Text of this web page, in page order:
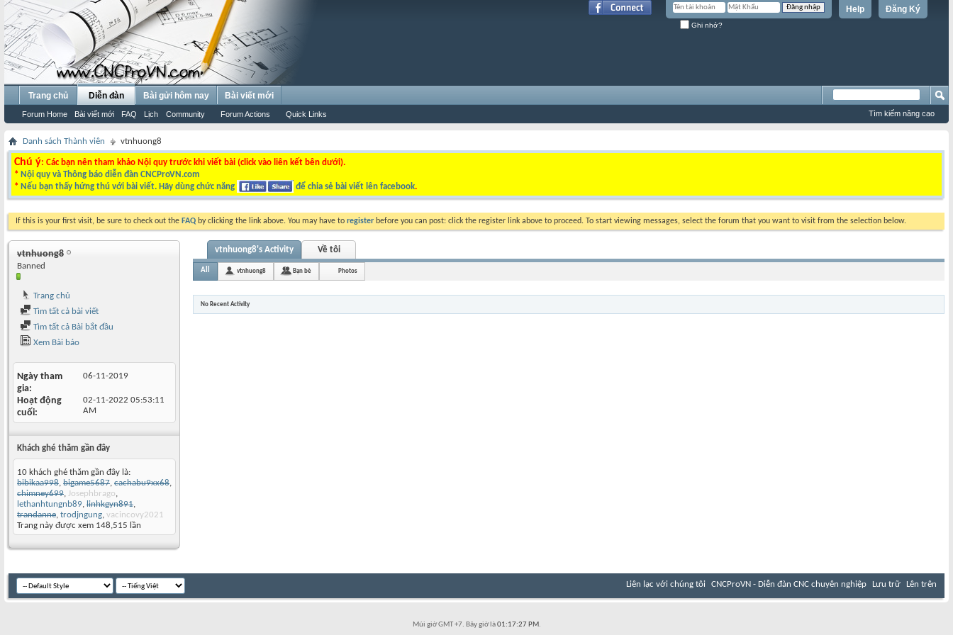
Đăng Ký
Help
Ghi nhớ?
Trang chủ Diễn đàn
Forum Home Bài viết mới FAQ Lịch Community Forum Actions Quick Links
Bài gửi hôm nay Bài viết mới
Tìm kiếm nâng cao
Danh sách Thành viên vtnhuong8
Chú ý: Các bạn nên tham khảo Nội quy trước khi viết bài (click vào liên kết bên dưới).
* Nội quy và Thông báo diễn đàn CNCProVN.com
* Nếu bạn thấy hứng thú với bài viết. Hãy dùng chức năng để chia sẻ bài viết lên facebook.
If this is your first visit, be sure to check out the FAQ by clicking the link above. You may have to register before you can post: click the register link above to proceed. To start viewing messages, select the forum that you want to visit from the selection below.
vtnhuong8
Banned
Trang chủ
Tìm tất cả bài viết
Tìm tất cả Bài bắt đầu
Xem Bài báo
Ngày tham
gia
06-11-2019
Hoạt động
cuối
02-11-2022 05:53:11
AM
Khách ghé thăm gần đây
10 khách ghé thăm gần đây là:
bibikaa998, bigame5687, cachabu9xx68,
chimney699, Josephbrago,
lethanhtungnb89, linhkgyn891,
trandanne, trodjngung, vacincovy2021
Trang này được xem 148,515 lần
vtnhuong8's Activity Về tôi
All vtnhuong8 Bạn bè Photos
No Recent Activity
Liên lạc với chúng tôi CNCProVN - Diễn đàn CNC chuyên nghiệp Lưu trữ Lên trên
Múi giờ GMT +7. Bây giờ là01:17:27 PM.